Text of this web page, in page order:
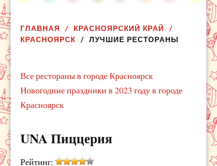
ГЛАВНАЯ
КРАСНОЯРСКИЙ КРАЙ
КРАСНОЯРСК
ЛУЧШИЕ РЕСТОРАНЫ
Все рестораны в городе Красноярск
Новогодние праздники в 2023 году в городе
Красноярск
UNA Пиццерия
Рейтинг: